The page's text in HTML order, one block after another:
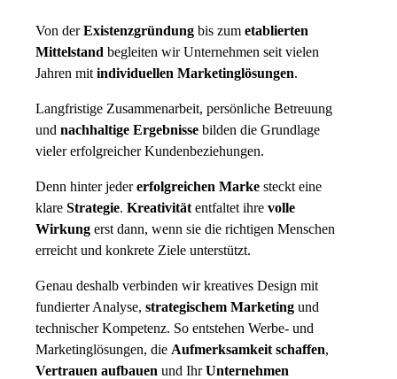
Von derExistenzgründung bis zum etablierten
Mittelstand begleiten wir Unternehmen seit vielen
Jahren mit individuellen Marketinglösungen.
Langfristige Zusammenarbeit, persönliche Betreuung
und nachhaltige Ergebnisse bilden die Grundlage
vieler erfolgreicher Kundenbeziehungen.
Denn hinter jedererfolgreichen Marke steckt eine
klare Strategie. Kreativität entfaltet ihre volle
Wirkung erst dann, wenn sie die richtigen Menschen
erreicht und konkrete Ziele unterstützt.
Genau deshalb verbinden wir kreatives Design mit
fundierter Analyse, strategischem Marketing und
technischer Kompetenz. So entstehen Werbe- und
Marketinglösungen, die Aufmerksamkeit schaffen,
Vertrauen aufbauen und IhrUnternehmen